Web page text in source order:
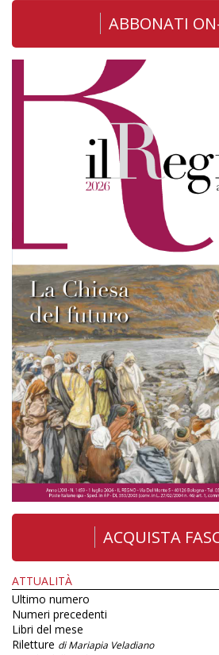
ABBONATI
ACQUISTA
ATTUALITÀ
Ultimo numero
Numeri precedenti
Libri del mese
Riletture di Mariapia Veladiano